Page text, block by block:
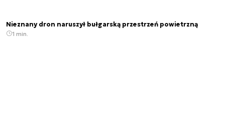
Nieznany dron naruszył bułgarską przestrzeń powietrzną
1 min.